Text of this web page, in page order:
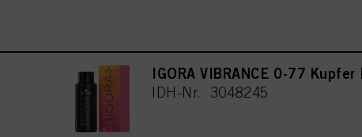
IGORA VIBRANCE 0-77
IDH-Nr. 3048245